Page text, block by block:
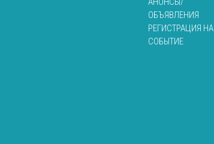
ОБЪЯВЛЕНИЯ
РЕГИСТРАЦИЯ НА
СОБЫТИЕ